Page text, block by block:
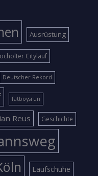
Ausrüstung
Citylauf
Deutscher Rekord
fatboysrun
Reus Geschichte
Laufschuhe